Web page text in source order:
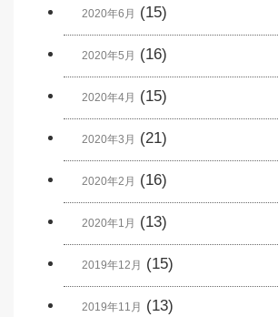
2020年6月 (15)
2020年5月 (16)
2020年4月 (15)
2020年3月 (21)
2020年2月 (16)
2020年1月 (13)
2019年12月 (15)
2019年11月 (13)